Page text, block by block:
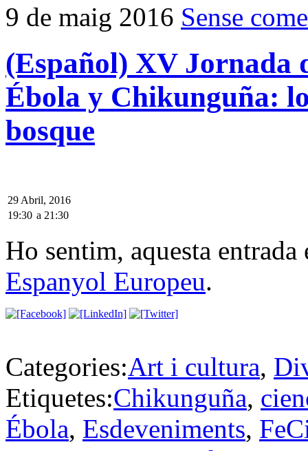
9 de maig 2016 Sense
(Español) XV Jornada
Ébola y Chikunguña:
bosque
29 Abril, 2016
19:30 a 21:30
Ho sentim, aquesta
Espanyol Europeu.
Categories:Art i cultura,
Etiquetes:Chikunguña,
Ébola, Esdeveniments,